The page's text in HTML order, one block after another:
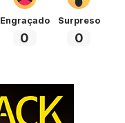
Engraçado
0
Surpreso
0